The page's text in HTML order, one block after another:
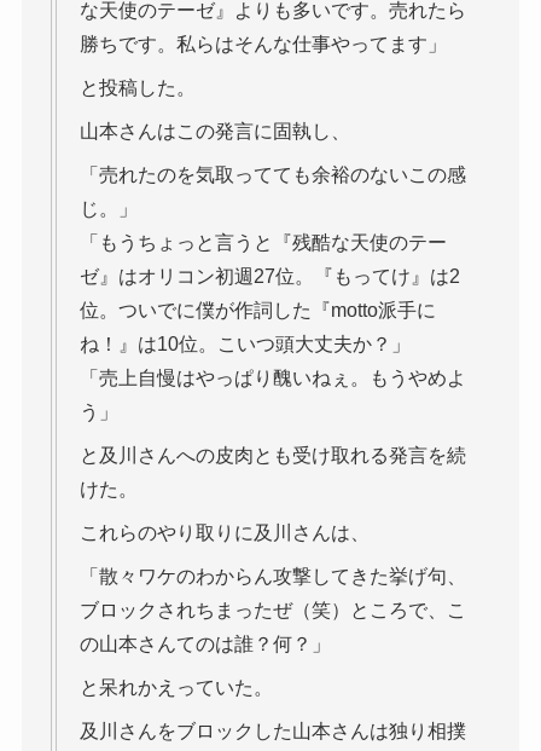
な天使のテーゼ』よりも多いです。売れたら
勝ちです。私らはそんな仕事やってます」
と投稿した。
山本さんはこの発言に固執し、
「売れたのを気取ってても余裕のないこの感
じ。」
「もうちょっと言うと『残酷な天使のテー
ゼ』はオリコン初週27位。『もってけ』は2
位。ついでに僕が作詞した『motto派手に
ね！』は10位。こいつ頭大丈夫か？」
「売上自慢はやっぱり醜いねぇ。もうやめよ
う」
と及川さんへの皮肉とも受け取れる発言を続
けた。
これらのやり取りに及川さんは、
「散々ワケのわからん攻撃してきた挙げ句、
ブロックされちまったぜ（笑）ところで、こ
の山本さんてのは誰？何？」
と呆れかえっていた。
及川さんをブロックした山本さんは独り相撲